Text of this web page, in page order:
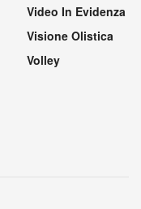
Video In Evidenza
Visione Olistica
Volley